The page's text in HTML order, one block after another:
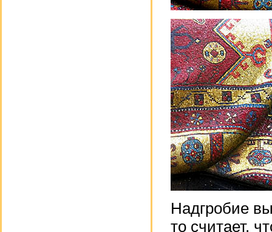
Надгробие
то считает,